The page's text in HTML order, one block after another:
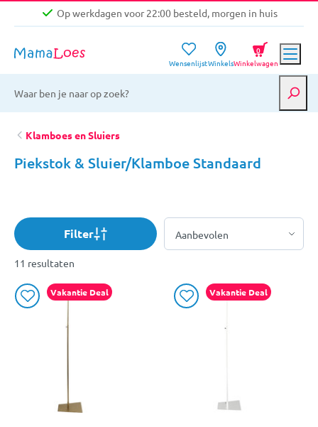
Op werkdagen voor 22:00 besteld, morgen in huis
Gratis verzending vanaf €39,-
Op werkdagen voor 22:00 besteld, morgen in huis
WensenlijstWinkelsWinkelwagen
0
Klamboes en Sluiers
Piekstok & Sluier/Klamboe Standaard
Filter
11 resultaten
Vakantie Deal Vakantie Deal